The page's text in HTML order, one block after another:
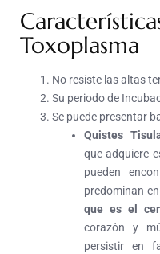
Toxoplasma
No resiste las altas
Su periodo de
Se puede presentar
Quistes
que adquiere
pueden
predominan en
que es el
corazón y
persistir en